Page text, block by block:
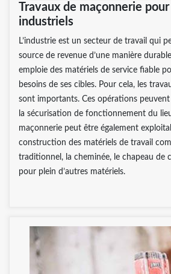
Travaux de maçonnerie
industriels
L’industrie est un secteur de travail qui
source de revenue d’une manière
emploie des matériels de service fiable
besoins de ses cibles. Pour cela, les
sont importants. Ces opérations
la sécurisation de fonctionnement du
maçonnerie peut être également
construction des matériels de travail
traditionnel, la cheminée, le chapeau de
pour plein d’autres matériels.